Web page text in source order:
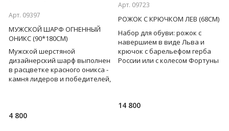
Арт. 09397
МУЖСКОЙ ШАРФ ОГНЕННЫЙ
ОНИКС (90*180СМ)
Мужской шерстяной
дизайнерский шарф выполнен
в расцветке красного оникса -
камня лидеров и победителей,
4 800
Арт. 09723
РОЖОК С КРЮЧКОМ ЛЕВ (68СМ)
Набор для обуви: рожок с
навершием в виде Льва и
крючок с барельефом герба
России или с колесом Фортуны
14 800